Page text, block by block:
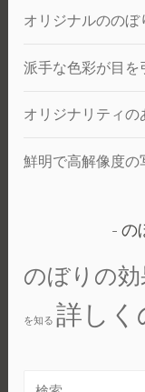
オリジナルのの
派手な色彩が目を
オリジナリティ
鮮明で高解像度の
の
のぼりの効
を知る 詳しく